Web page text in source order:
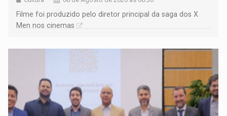
Filme foi produzido pelo diretor principal da saga dos X
Men nos cinemas